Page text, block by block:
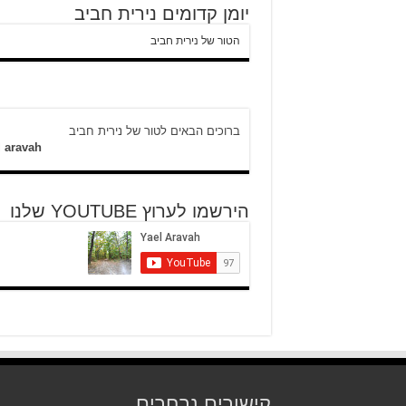
יומן קדומים נירית חביב
הטור של נירית חביב
ברוכים הבאים לטור של נירית חביב
aravah
הירשמו לערוץ YOUTUBE שלנו